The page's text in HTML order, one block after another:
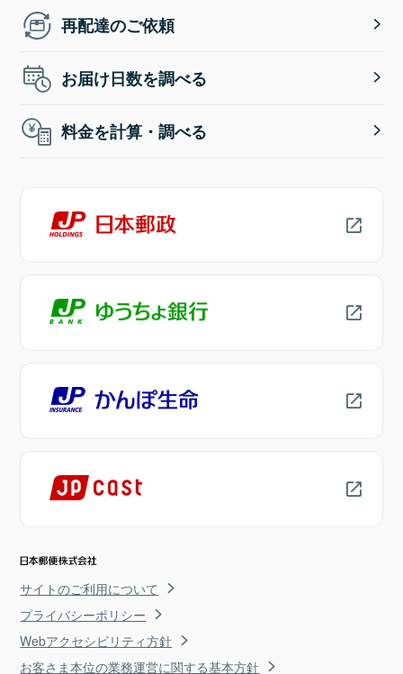
再配達のご依頼
お届け日数を調べる
料金を計算・調べる
サイトのご利用について
プライバシーポリシー
Webアクセシビリティ方針
お客さま本位の業務運営に関する基本方針